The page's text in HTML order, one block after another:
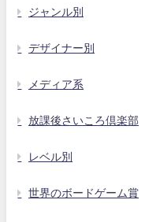
ジャンル別
デザイナー別
メディア系
放課後さいころ倶楽部
レベル別
世界のボードゲーム賞